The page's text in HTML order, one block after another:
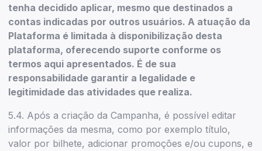
tenha decidido aplicar, mesmo que destinados a
contas indicadas por outros usuários. A atuação da
Plataforma é limitada à disponibilização desta
plataforma, oferecendo suporte conforme os
termos aqui apresentados. É de sua
responsabilidade garantir a legalidade e
legitimidade das atividades que realiza.
5.4. Após a criação da Campanha, é possível editar
informações da mesma, como por exemplo título,
valor por bilhete, adicionar promoções e/ou cupons, e